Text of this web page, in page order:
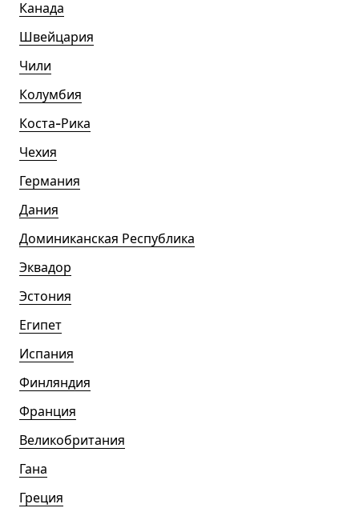
Канада
Швейцария
Чили
Колумбия
Коста-Рика
Чехия
Германия
Дания
Доминиканская Республика
Эквадор
Эстония
Египет
Испания
Финляндия
Франция
Великобритания
Гана
Греция